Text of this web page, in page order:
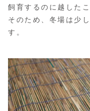
飼育するのに越した
そのため、冬場は少
す。